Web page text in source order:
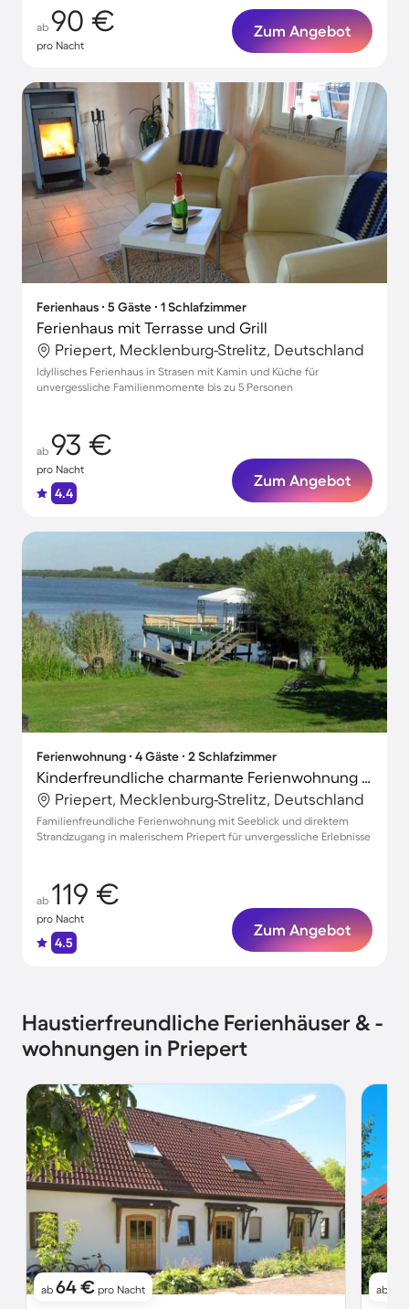
ab 90 €
pro Nacht
Zum Angebot
Ferienhaus ∙ 5 Gäste ∙ 1 Schlafzimmer
Ferienhaus mit Terrasse und Grill
Priepert, Mecklenburg-Strelitz, Deutschland
Idyllisches Ferienhaus in Strasen mit Kamin und Küche für
unvergessliche Familienmomente bis zu 5 Personen
ab 93 €
pro Nacht
4.4
Zum Angebot
Ferienwohnung ∙ 4 Gäste ∙ 2 Schlafzimmer
Kinderfreundliche charmante Ferienwohnung mit Terrasse und Grill | Seeblick
Priepert, Mecklenburg-Strelitz, Deutschland
Familienfreundliche Ferienwohnung mit Seeblick und direktem
Strandzugang in malerischem Priepert für unvergessliche Erlebnisse
ab 119 €
pro Nacht
4.5
Zum Angebot
Haustierfreundliche Ferienhäuser & -
wohnungen in Priepert
ab 64 € pro Nacht ab